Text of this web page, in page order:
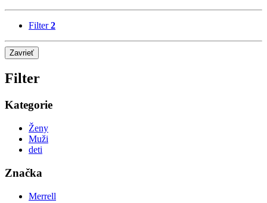
Filter2
Zavrieť
Filter
Kategorie
Ženy
Muži
deti
Značka
Merrell